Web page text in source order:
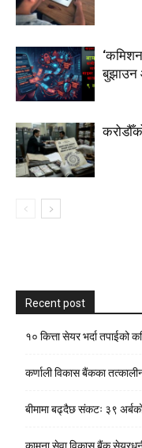
बुझाउन
Recent post
१० कित्ता सेयर भर्दा तपाईको
कर्णाली विकास बैंकका
बीमामा बढ्दैछ संकटः ३९